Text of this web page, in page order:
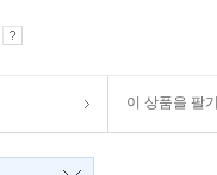
이 상품을 팔기